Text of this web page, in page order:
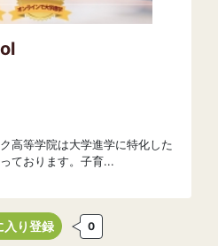
高等学院は大学進学に特化した
ております。子育...
入り登録 0